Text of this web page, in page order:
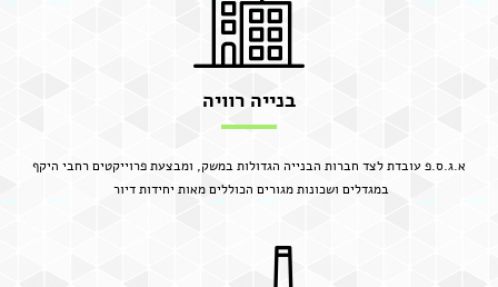
בנייה רוויה
א.ג.ס.פ עובדת לצד חברות הבנייה הגדולות במשק, ומבצעת פרוייקטים רחבי היקף
במגדלים ושכונות מגורים הכוללים מאות יחידות דיור